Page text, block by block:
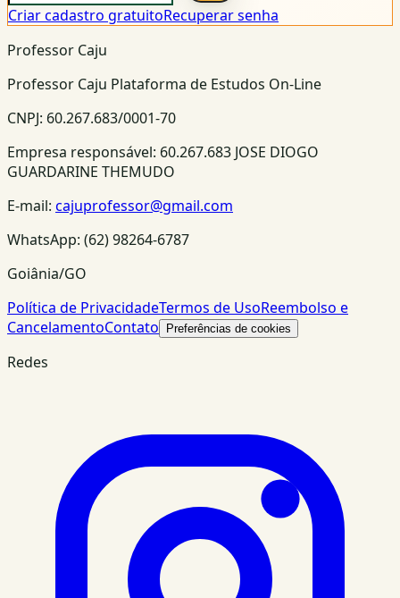
Criar cadastro gratuitoRecuperar senha
Professor Caju
Professor Caju Plataforma de Estudos On-Line
CNPJ: 60.267.683/0001-70
Empresa responsável: 60.267.683 JOSE DIOGO
GUARDARINE THEMUDO
E-mail: cajuprofessor@gmail.com
WhatsApp: (62) 98264-6787
Goiânia/GO
Política de PrivacidadeTermos de UsoReembolso e
CancelamentoContato Preferências de cookies
Redes